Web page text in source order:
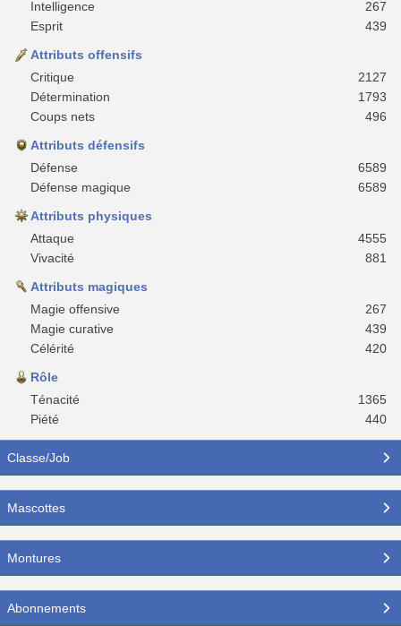
Intelligence
267
Esprit
439
Attributs offensifs
Critique
2127
Détermination
1793
Coups nets
496
Attributs défensifs
Défense
6589
Défense magique
6589
Attributs physiques
Attaque
4555
Vivacité
881
Attributs magiques
Magie offensive
267
Magie curative
439
Célérité
420
Rôle
Ténacité
1365
Piété
440
Classe/Job
Mascottes
Montures
Abonnements